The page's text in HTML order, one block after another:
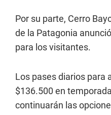
Por su parte, Cerro
de la Patagonia
para los visitantes.
Los pases diarios para
$136.500 en
continuarán las